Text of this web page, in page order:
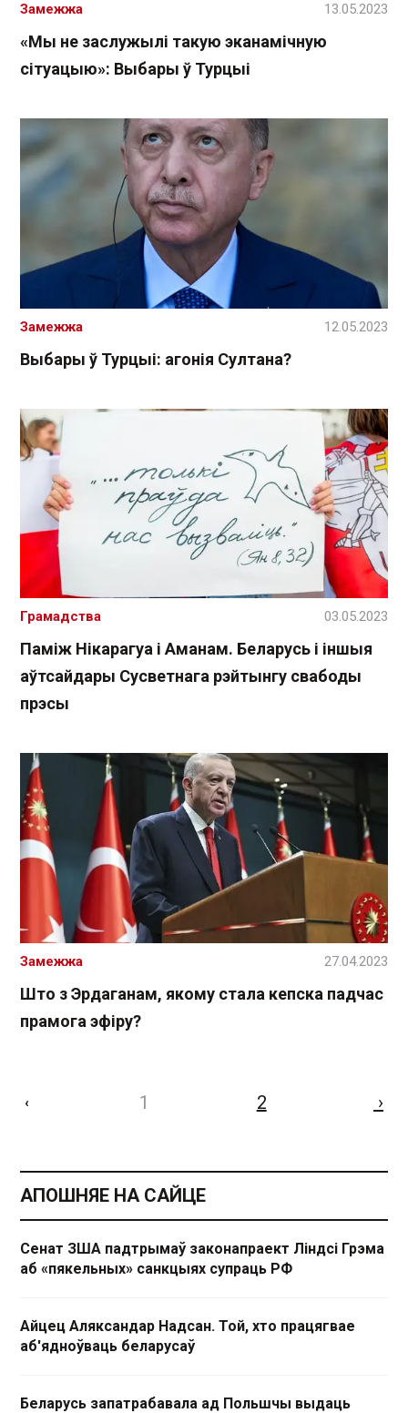
«Мы не заслужылі такую эканамічную
сітуацыю»: Выбары ў Турцыі
Замежжа 13.05.2023
Выбары ў Турцыі: агонія Султана?
Замежжа 12.05.2023
Паміж Нікарагуа і Аманам. Беларусь і іншыя
аўтсайдары Сусветнага рэйтынгу свабоды
прэсы
Грамадства 03.05.2023
Што з Эрдаганам, якому стала кепска падчас
прамога эфіру?
Замежжа 27.04.2023
‹ 1 2 ›
АПОШНЯЕ НА САЙЦЕ
Сенат ЗША падтрымаў законапраект Ліндсі Грэма
аб «пякельных» санкцыях супраць РФ
Айцец Аляксандар Надсан. Той, хто працягвае
аб'ядноўваць беларусаў
Беларусь запатрабавала ад Польшчы выдаць